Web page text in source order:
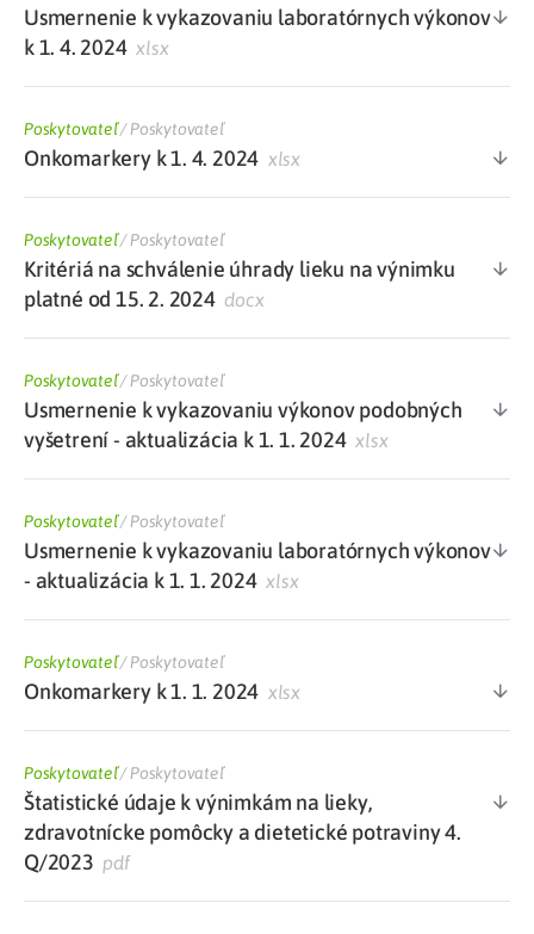
Usmernenie k vykazovaniu laboratórnych výkonov
k 1. 4. 2024xlsx
Poskytovateľ/Poskytovateľ
Onkomarkery k 1. 4. 2024 xlsx
Poskytovateľ/Poskytovateľ
Kritériá na schválenie úhrady lieku na výnimku
platné od 15. 2. 2024docx
Poskytovateľ/Poskytovateľ
Usmernenie k vykazovaniu výkonov podobných
vyšetrení - aktualizácia k 1. 1. 2024xlsx
Poskytovateľ/Poskytovateľ
Usmernenie k vykazovaniu laboratórnych výkonov
- aktualizácia k 1. 1. 2024xlsx
Poskytovateľ/Poskytovateľ
Onkomarkery k 1. 1. 2024 xlsx
Poskytovateľ/Poskytovateľ
Štatistické údaje k výnimkám na lieky,
zdravotnícke pomôcky a dietetické potraviny 4.
Q/2023 pdf